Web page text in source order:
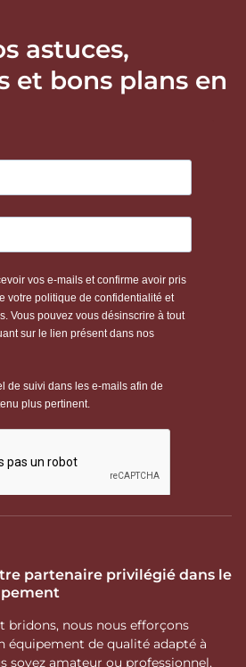
astuces,
et bons plans en
partenaire privilégié dans le
bridons, nous nous efforçons
équipement de qualité adapté à
soyez amateur ou professionnel,